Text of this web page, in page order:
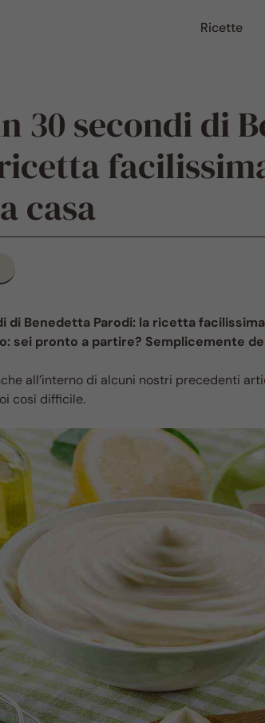
Ricette
30 secondi di
casa
di Benedetta Parodi: la ricetta
sei pronto a partire? Semplicemente
all’interno di alcuni nostri precedenti
così difficile.